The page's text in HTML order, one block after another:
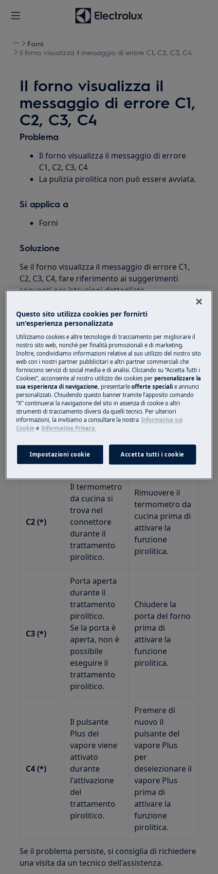
Forni
Il forno visualizza il messaggio di errore C1, C2, C3, C4
Il forno visualizza il
messaggio di errore C1,
C2, C3, C4
Problema
Il forno visualizza il messaggio di errore
C1, C2, C3, C4
La pulizia pirolitica non può essere avviata.
Si applica a
Forni
Soluzione
Se il forno visualizza il messaggio di errore C1,
C2, C3, C4, fare riferimento ai suggerimenti
seguenti per istruzioni dettagliate.
CODICE
DISPLAY
DESCRIZIONE
DEI PROBLEMI
C1 (*)
Guide
telescopiche
durante il
trattamento
pirolitico.
Rimuovere le
guide
telescopiche e
tutti gli
accessori dal
vano del forno
funzione
pirolitica.
C2 (*)
Il termometro
da cucina si
trova nel
connettore
durante il
trattamento
pirolitico.
Rimuovere il
termometro da
cucina prima di
attivare la
funzione
pirolitica.
C3 (*)
Porta aperta
durante il
trattamento
pirolitico.
Se la porta è
aperta, non è
possibile
eseguire il
trattamento
pirolitico.
Chiudere la
porta del forno
prima di
attivare la
funzione
pirolitica.
C4 (*)
Il pulsante
Plus del
vapore viene
attivato
durante
l'attivazione
del
trattamento
pirolitico.
Premere di
nuovo il
pulsante del
vapore Plus
per
deselezionare il
vapore Plus
prima di
attivare la
funzione
pirolitica.
Se il problema persiste, si consiglia di richiedere
una visita da un tecnico dell'assistenza.
Questo sito utilizza cookies per fornirti
un'esperienza personalizzata
Utilizziamo cookies e altre tecnologie di tracciamento per migliorare il
nostro sito web, nonchè per finalità promozionali e di marketing.
Inoltre, condividiamo informazioni relative al suo utilizzo del nostro sito
web con i nostri partner pubblicitari e altri partner commerciali che
forniscono servizi di social media e di analisi. Cliccando su “Accetta Tutti i
Cookies”, acconsente al nostro utilizzo dei cookies perpersonalizzare la
sua esperienza di navigazione, presentarleofferte speciali e annunci
personalizzati. Chiudendo questo banner tramite l’apposito comando
“X” continuerai la navigazione del sito in assenza di cookie o altri
strumenti di tracciamento diversi da quelli tecnici. Per ulteriori
informazioni, la invitiamo a consultare la nostra Informativa sui
Cookie e Informativa Privacy.
Impostazioni cookie Accetta tutti i cookie